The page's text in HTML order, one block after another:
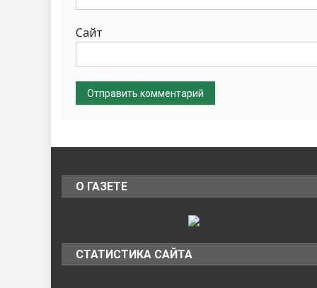
Сайт
О ГАЗЕТЕ
СТАТИСТИКА САЙТА